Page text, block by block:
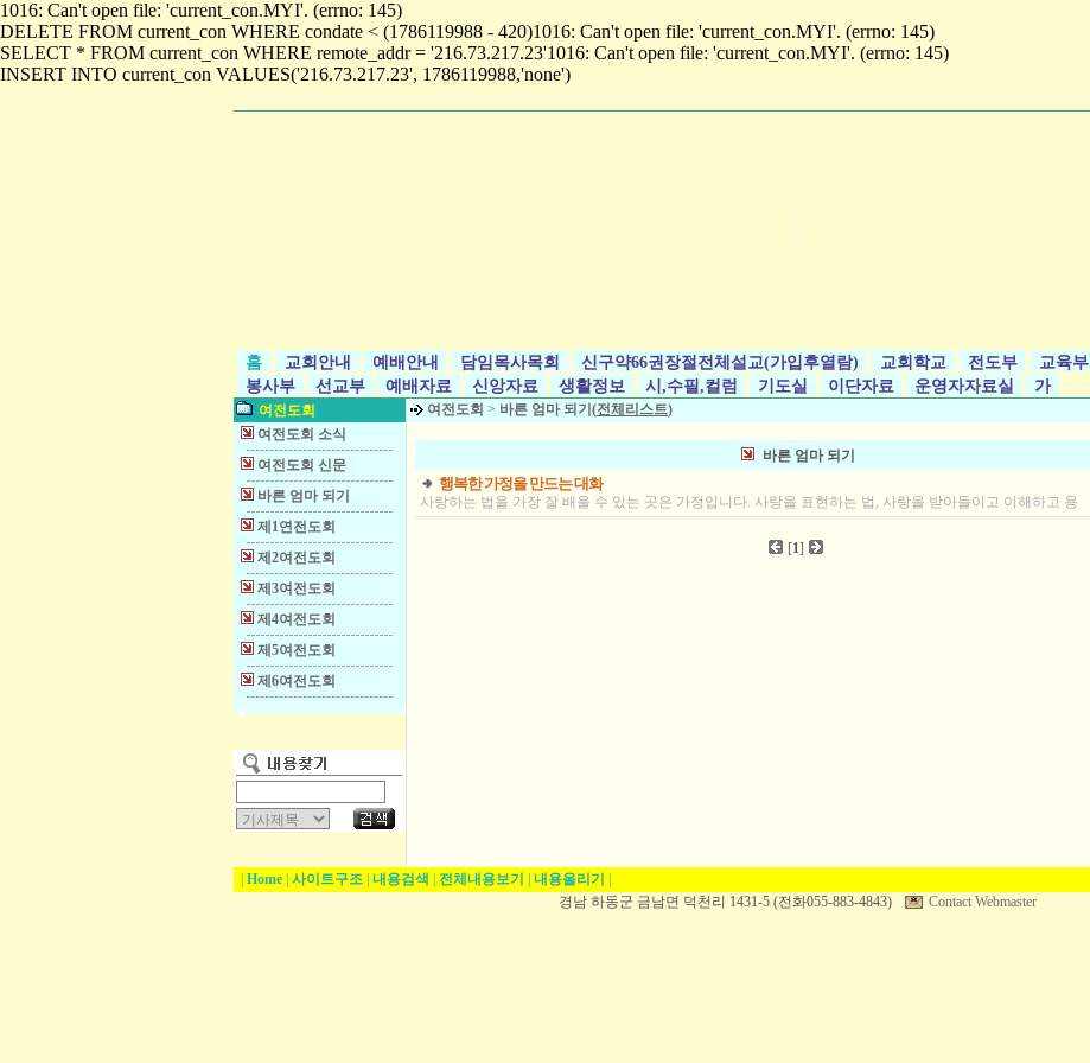
1016: Can't open file: 'current_con.MYI'. (errno: 145)
DELETE FROM current_con WHERE condate < (1786119988 - 420)1016: Can't open file: 'current_con.MYI'. (errno: 145)
SELECT * FROM current_con WHERE remote_addr = '216.73.217.23'1016: Can't open file: 'current_con.MYI'. (errno: 145)
INSERT INTO current_con VALUES('216.73.217.23', 1786119988,'none')
홈 교회안내 예배안내 담임목사목회 신구약66권장절전체설교(가입후열람) 교회학교 전도부 교육부
봉사부
선교부 예배자료 신앙자료 생활정보 시,수필,컬럼 기도실 이단자료 운영자자료실 가
여전도회
여전도회 소식
여전도회 신문
바른 엄마 되기
제1연전도회
제2여전도회
제3여전도회
제4여전도회
제5여전도회
제6여전도회
여전도회 > 바른 엄마 되기(전체리스트)
바른 엄마 되기
행복한 가정을 만드는 대화
사랑하는 법을 가장 잘 배울 수 있는 곳은 가정입니다. 사랑을 표현하는 법, 사랑을 받아들이고 이해하고 용
[1]
Home 사이트구조 내용검색 전체내용보기 내용올리기
경남 하동군 금남면 덕천리 1431-5 (전화055-883-4843)
Contact Webmaster